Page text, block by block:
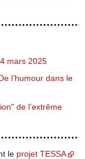
mars 2025
l’humour dans le
de l’extrême
le projet TESSA